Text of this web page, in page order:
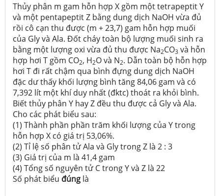
Thủy phân m gam hỗn hợp X gồm một tetrapeptit Y
và một pentapeptit Z bằng dung dịch NaOH vừa đủ
rồi cô cạn thu được (m + 23,7) gam hỗn hợp muối
của Gly và Ala. Đốt cháy toàn bộ lượng muối sinh ra
bằng một lượng oxi vừa đủ thu được Na2CO3 và hỗn
hợp hơi T gồm CO2, H2O và N2. Dẫn toàn bộ hỗn hợp
hơi T đi rất chậm qua bình đựng dung dịch NaOH
đặc dư thấy khối lượng bình tăng 84,06 gam và có
7,392 lít một khí duy nhất (đktc) thoát ra khỏi bình.
Biết thủy phân Y hay Z đều thu được cả Gly và Ala.
Cho các phát biểu sau:
(1) Thành phần phần trăm khối lượng của Y trong
hỗn hợp X có giá trị 53,06%.
(2) Tỉ lệ số phân tử Ala và Gly trong Z là 2 : 3
(3) Giá trị của m là 41,4 gam
(4) Tổng số nguyên tử C trong Y và Z là 22
Số phát biểu đúng là